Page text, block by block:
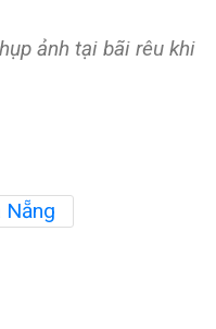
ảnh tại bãi rêu khi
Nẵng